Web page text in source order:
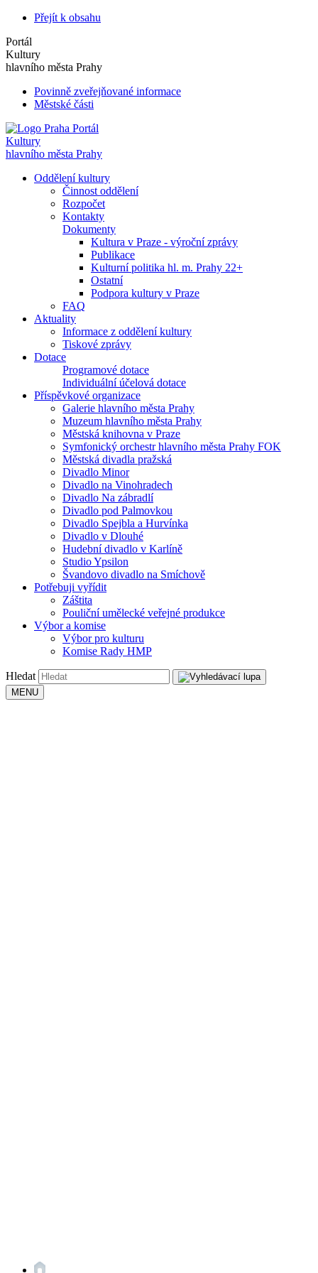
Přejít k obsahu
Portál
Kultury
hlavního města Prahy
Povinně zveřejňované informace
Městské části
Portál
Kultury
hlavního města Prahy
Oddělení kultury
Činnost oddělení
Rozpočet
Kontakty
Dokumenty
Kultura v Praze - výroční zprávy
Publikace
Kulturní politika hl. m. Prahy 22+
Ostatní
Podpora kultury v Praze
FAQ
Aktuality
Informace z oddělení kultury
Tiskové zprávy
Dotace
Programové dotace
Individuální účelová dotace
Příspěvkové organizace
Galerie hlavního města Prahy
Muzeum hlavního města Prahy
Městská knihovna v Praze
Symfonický orchestr hlavního města Prahy FOK
Městská divadla pražská
Divadlo Minor
Divadlo na Vinohradech
Divadlo Na zábradlí
Divadlo pod Palmovkou
Divadlo Spejbla a Hurvínka
Divadlo v Dlouhé
Hudební divadlo v Karlíně
Studio Ypsilon
Švandovo divadlo na Smíchově
Potřebuji vyřídit
Záštita
Pouliční umělecké veřejné produkce
Výbor a komise
Výbor pro kulturu
Komise Rady HMP
Hledat
MENU